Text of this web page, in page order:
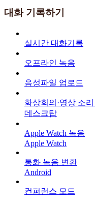
대화 기록하기
실시간 대화기록
오프라인 녹음
음성파일 업로드
화상회의·영상 소
데스크탑
Apple Watch 녹음
Apple Watch
통화 녹음 변환
Android
컨퍼런스 모드